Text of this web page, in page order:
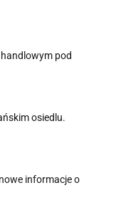
pod
osiedlu.
informacje o